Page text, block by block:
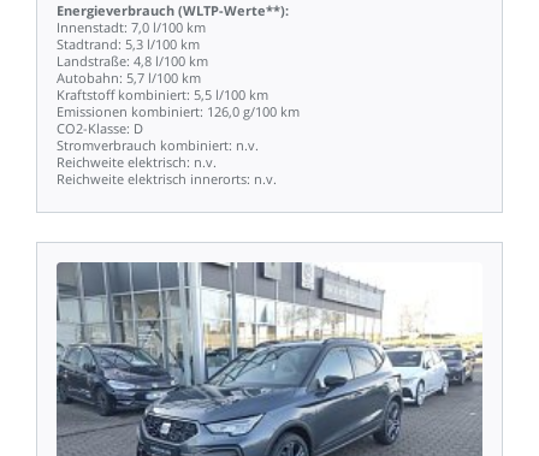
Energieverbrauch (WLTP-Werte**):
Innenstadt: 7,0 l/100 km
Stadtrand: 5,3 l/100 km
Landstraße: 4,8 l/100 km
Autobahn: 5,7 l/100 km
Kraftstoff kombiniert: 5,5 l/100 km
Emissionen kombiniert: 126,0 g/100 km
CO2-Klasse: D
Stromverbrauch kombiniert: n.v.
Reichweite elektrisch: n.v.
Reichweite elektrisch innerorts: n.v.